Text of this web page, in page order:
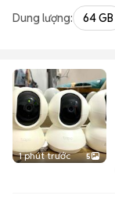
Dung lượng: 64 GB
1 phút trước 5